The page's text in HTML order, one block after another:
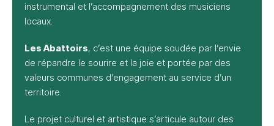
instrumental et l’accompagnement des musiciens
locaux.
Les Abattoirs, c’est une équipe soudée par l’envie
de répandre le sourire et la joie et portée par des
valeurs communes d’engagement au service d’un
territoire.
Le projet culturel et artistique s’articule autour des